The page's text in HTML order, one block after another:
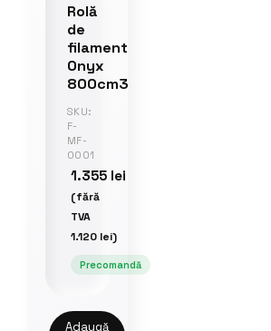
Rolă
de
filament
Onyx
800cm3
SKU:
F-
MF-
0001
1.355 lei
(fără
TVA
1.120 lei)
Precomandă
Adaugă